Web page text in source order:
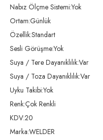
Nabız Ölçme Sistemi:Yok
Ortam:Günlük
Özellik:Standart
Sesli Görüşme:Yok
Suya / Tere Dayanıklılık:Var
Suya / Toza Dayanıklılık:Var
Uyku Takibi:Yok
Renk:Çok Renkli
KDV:20
Marka:WELDER